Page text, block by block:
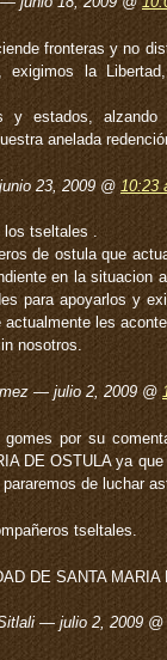
fronteras y no
exigimos la
y estados, alzando
anelada
23, 2009 @10:23
los tseltales .
de ostula que
en la situacion
para apoyarlos y
les
nosotros.
— julio 2, 2009 @
por su
DE OSTULA ya
de luchar
tseltales.
DE SANTA MARIA
— julio 2, 2009 @